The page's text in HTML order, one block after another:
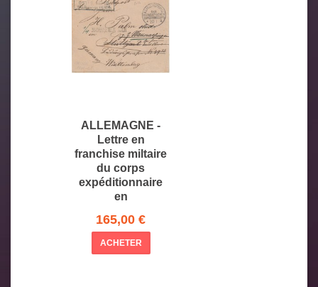
ALLEMAGNE -
Lettre en
franchise miltaire
du corps
expéditionnaire
en
165,00 €
ACHETER